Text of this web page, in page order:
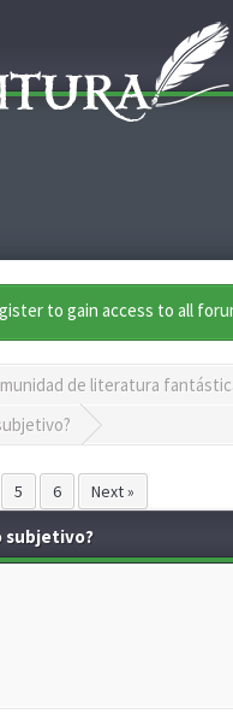
to gain access to all
de literatura
5 6 Next »
subjetivo?